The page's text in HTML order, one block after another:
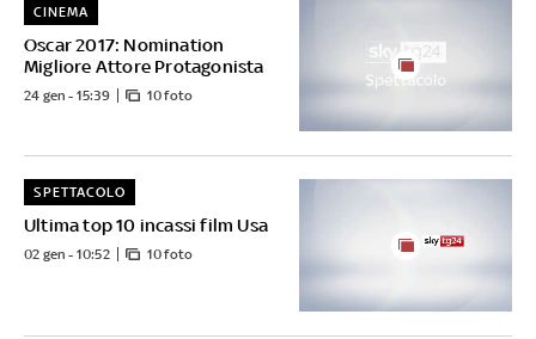
Oscar 2017: Nomination
Migliore Attore Protagonista
CINEMA
24 gen - 15:39 10 foto
Ultima top 10 incassi film Usa
SPETTACOLO
02 gen - 10:52 10 foto